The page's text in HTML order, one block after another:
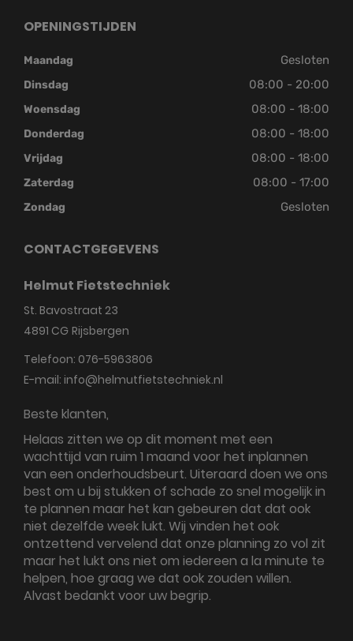
OPENINGSTIJDEN
Maandag Gesloten
Dinsdag 08:00 - 20:00
Woensdag 08:00 - 18:00
Donderdag 08:00 - 18:00
Vrijdag 08:00 - 18:00
Zaterdag 08:00 - 17:00
Zondag Gesloten
CONTACTGEGEVENS
Helmut Fietstechniek
St. Bavostraat 23
4891 CG Rijsbergen
Telefoon: 076-5963806
E-mail: info@helmutfietstechniek.nl
Beste klanten,
Helaas zitten we op dit moment met een
wachttijd van ruim 1 maand voor het inplannen
van een onderhoudsbeurt. Uiteraard doen we ons
best om u bij stukken of schade zo snel mogelijk in
te plannen maar het kan gebeuren dat dat ook
niet dezelfde week lukt. Wij vinden het ook
ontzettend vervelend dat onze planning zo vol zit
maar het lukt ons niet om iedereen a la minute te
helpen, hoe graag we dat ook zouden willen.
Alvast bedankt voor uw begrip.